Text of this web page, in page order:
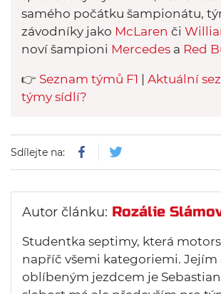
samého počátku šampionátu,
závodníky jako McLaren či
noví šampioni Mercedes a Red
👉 Seznam týmů F1 Aktuální
týmy sídlí?
Sdílejte na:
Autor článku: Rozálie
Studentka septimy, která
napříč všemi kategoriemi.
oblíbeným jezdcem je